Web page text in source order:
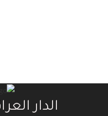
الدار